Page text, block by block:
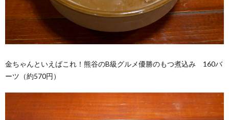
金ちゃんといえばこれ！熊谷のB級グルメ優勝のもつ煮込み 160バ
ーツ（約570円）